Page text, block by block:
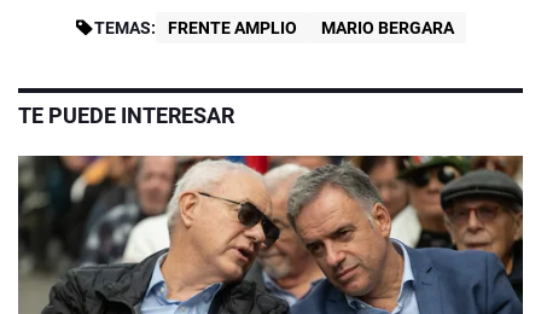
TEMAS: FRENTE AMPLIO MARIO BERGARA
TE PUEDE INTERESAR